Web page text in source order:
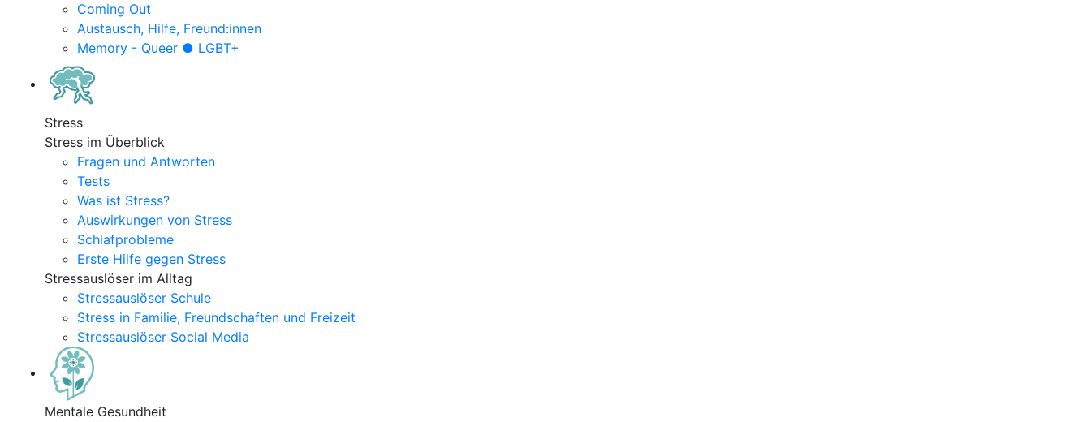
Coming Out
Austausch, Hilfe, Freund:innen
Memory - Queer ● LGBT+
Stress
Stress im Überblick
Fragen und Antworten
Tests
Was ist Stress?
Auswirkungen von Stress
Schlafprobleme
Erste Hilfe gegen Stress
Stressauslöser im Alltag
Stressauslöser Schule
Stress in Familie, Freundschaften und Freizeit
Stressauslöser Social Media
Mentale Gesundheit